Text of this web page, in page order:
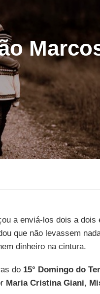
a enviá-los dois a dois
que não levassem
dinheiro na cintura.
do 15° Domingo do
Maria Cristina Giani,